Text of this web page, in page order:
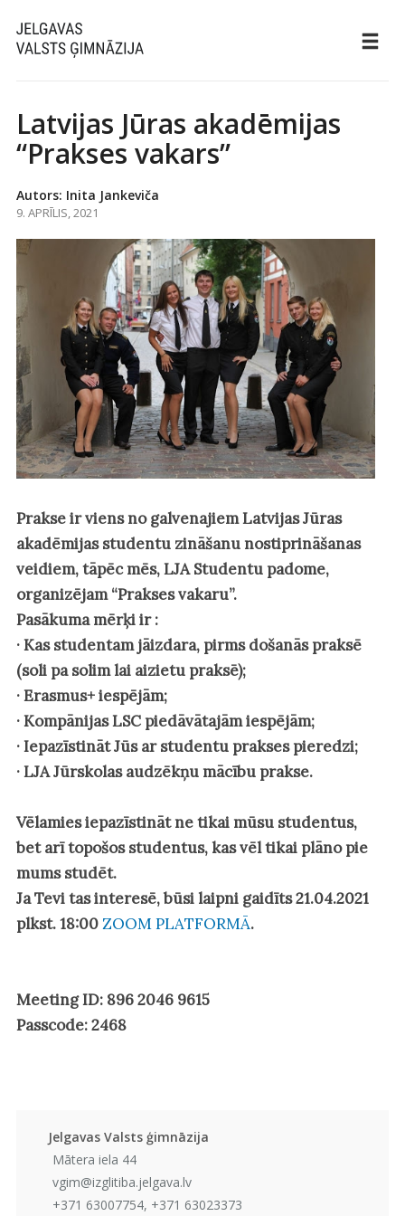
Latvijas Jūras akadēmijas
“Prakses vakars”
Autors: Inita Jankeviča
9. APRĪLIS, 2021
Prakse ir viens no galvenajiem Latvijas Jūras
akadēmijas studentu zināšanu nostiprināšanas
veidiem, tāpēc mēs, LJA Studentu padome,
organizējam “Prakses vakaru”.
Pasākuma mērķi ir :
· Kas studentam jāizdara, pirms došanās praksē
(soli pa solim lai aizietu praksē);
· Erasmus+ iespējām;
· Kompānijas LSC piedāvātajām iespējām;
· Iepazīstināt Jūs ar studentu prakses pieredzi;
· LJA Jūrskolas audzēkņu mācību prakse.
Vēlamies iepazīstināt ne tikai mūsu studentus,
bet arī topošos studentus, kas vēl tikai plāno pie
mums studēt.
Ja Tevi tas interesē, būsi laipni gaidīts 21.04.2021
plkst. 18:00ZOOM PLATFORMĀ.
Meeting ID: 896 2046 9615
Passcode: 2468
Jelgavas Valsts ģimnāzija
Mātera iela 44
vgim@izglitiba.jelgava.lv
+371 63007754, +371 63023373